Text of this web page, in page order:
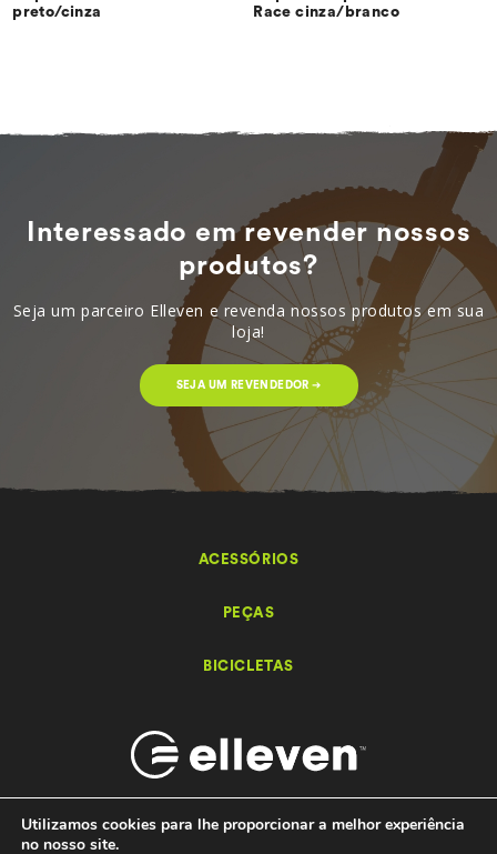
CONFIRA ➔
preto/cinza
CONFIRA ➔
Race cinza/branco
Interessado em revender nossos
produtos?
Seja um parceiro Elleven e revenda nossos produtos em sua
loja!
SEJA UM REVENDEDOR ➔
ACESSÓRIOS
PEÇAS
BICICLETAS
Utilizamos cookies para lhe proporcionar a melhor experiência
no nosso site.